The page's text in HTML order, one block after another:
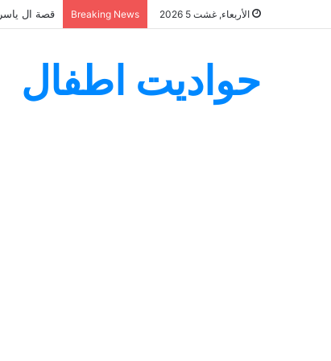
الأربعاء, غشت 5 2026 Breaking News قصة ال ياسر
حواديت اطفال